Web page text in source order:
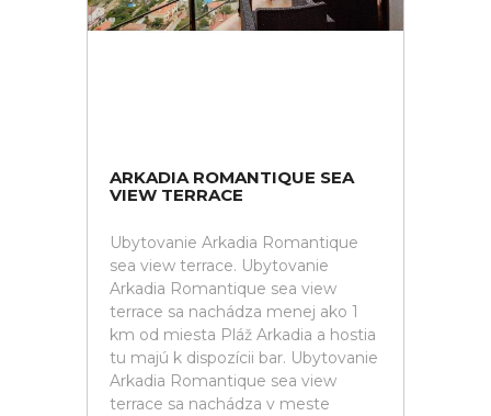
ARKADIA ROMANTIQUE SEA
VIEW TERRACE
Ubytovanie Arkadia Romantique
sea view terrace. Ubytovanie
Arkadia Romantique sea view
terrace sa nachádza menej ako 1
km od miesta Pláž Arkadia a hostia
tu majú k dispozícii bar. Ubytovanie
Arkadia Romantique sea view
terrace sa nachádza v meste